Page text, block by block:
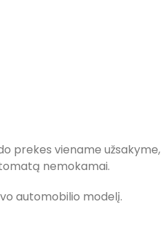
prekes viename užsakyme,
nemokamai.
automobilio modelį.